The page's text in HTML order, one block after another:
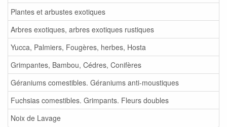
Plantes et arbustes exotiques
Arbres exotiques, arbres exotiques rustiques
Yucca, Palmiers, Fougères, herbes, Hosta
Grimpantes, Bambou, Cédres, Conifères
Géraniums comestibles. Géraniums anti-moustiques
Fuchsias comestibles. Grimpants. Fleurs doubles
Noix de Lavage